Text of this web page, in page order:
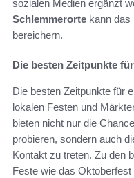
sozialen Medien ergänzt
Schlemmerorte kann das
bereichern.
Die besten Zeitpunkte
Die besten Zeitpunkte für
lokalen Festen und
bieten nicht nur die
probieren, sondern auch
Kontakt zu treten. Zu den
Feste wie das